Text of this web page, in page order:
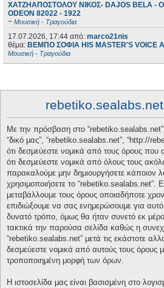
ΧΑΤΖΗΑΠΟΣΤΟΛΟΥ ΝΙΚΟΣ- DAJOS BELA -
ODEON 82022 - 1922
~ Μουσική - Τραγούδια
17.07.2026, 17:44 από: marco21nis
θέμα: ΒΕΜΠΟ ΣΟΦΙΑ HIS MASTER'S VOICE
Μουσική - Τραγούδια
Με την πρόσβαση στο “rebetiko.sealabs.net”
“δικό μας”, “rebetiko.sealabs.net”, “http://
ότι δεσμεύεστε νομικά από τους όρους
ότι δεσμεύεστε νομικά από όλους τους
παρακαλούμε μην δημιουργήσετε κάποιον
χρησιμοποιήσετε το “rebetiko.sealabs.net”.
μεταβάλλουμε τους όρους οποιαδήποτε
επιδιώξουμε να σας ενημερώσουμε για
δυνατό τρόπο, όμως θα ήταν συνετό εκ
τακτικά την παρούσα σελίδα καθώς η
“rebetiko.sealabs.net” μετά τις εκάστοτε
δεσμεύεστε νομικά από αυτούς τους όρους
τροποποιημένη μορφή των όρων.
Η ιστοσελίδα μας είναι βασισμένη στο